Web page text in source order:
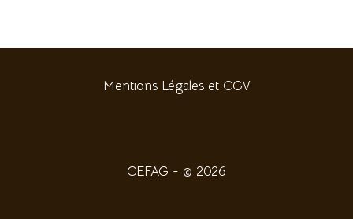
Mentions Légales et CGV
CEFAG - © 2026